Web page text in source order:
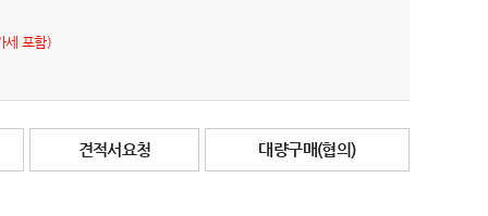
세 포함)
견적서요청 대량구매(협의)